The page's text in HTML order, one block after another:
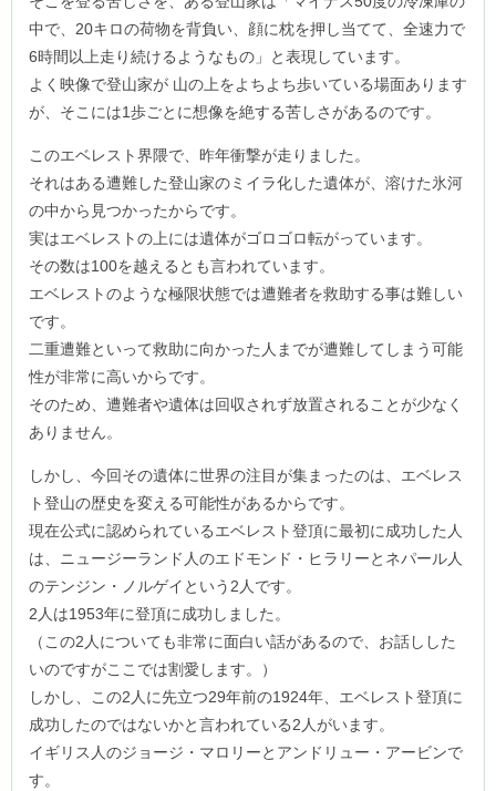
中で、20キロの荷物を背負い、顔に枕を押し当てて、全速力で
6時間以上走り続けるようなもの」と表現しています。
よく映像で登山家が 山の上をよちよち歩いている場面あります
が、そこには1歩ごとに想像を絶する苦しさがあるのです。
このエベレスト界隈で、昨年衝撃が走りました。
それはある遭難した登山家のミイラ化した遺体が、溶けた氷河
の中から見つかったからです。
実はエベレストの上には遺体がゴロゴロ転がっています。
その数は100を越えるとも言われています。
エベレストのような極限状態では遭難者を救助する事は難しい
です。
二重遭難といって救助に向かった人までが遭難してしまう可能
性が非常に高いからです。
そのため、遭難者や遺体は回収されず放置されることが少なく
ありません。
しかし、今回その遺体に世界の注目が集まったのは、エベレス
ト登山の歴史を変える可能性があるからです。
現在公式に認められているエベレスト登頂に最初に成功した人
は、ニュージーランド人のエドモンド・ヒラリーとネパール人
のテンジン・ノルゲイという2人です。
2人は1953年に登頂に成功しました。
（この2人についても非常に面白い話があるので、お話しした
いのですがここでは割愛します。）
しかし、この2人に先立つ29年前の1924年、エベレスト登頂に
成功したのではないかと言われている2人がいます。
イギリス人のジョージ・マロリーとアンドリュー・アービンで
す。